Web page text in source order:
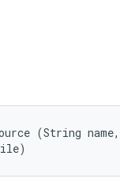
(String name,